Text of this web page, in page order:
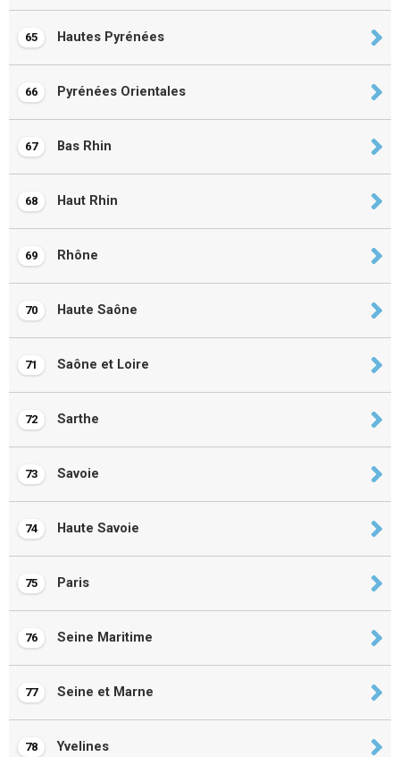
65 Hautes Pyrénées
66 Pyrénées Orientales
67 Bas Rhin
68 Haut Rhin
69 Rhône
70 Haute Saône
71 Saône et Loire
72 Sarthe
73 Savoie
74 Haute Savoie
75 Paris
76 Seine Maritime
77 Seine et Marne
78 Yvelines